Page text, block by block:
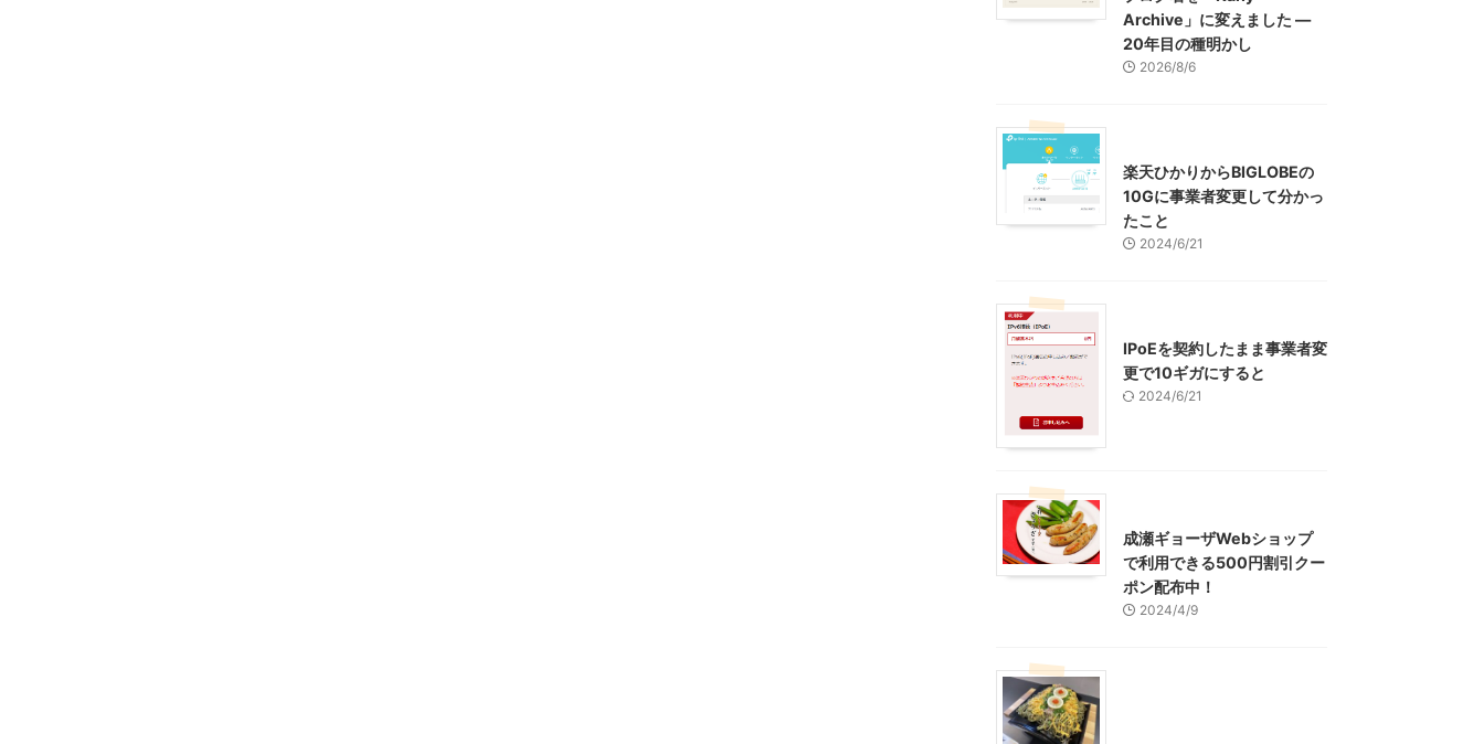
Archive」に変えました ―
20年目の種明かし
2026/8/6
楽天ひかりからBIGLOBEの
10Gに事業者変更して分かっ
たこと
2024/6/21
IPoEを契約したまま事業者変
更で10ギガにすると
2024/6/21
成瀬ギョーザWebショップ
で利用できる500円割引クー
ポン配布中！
2024/4/9